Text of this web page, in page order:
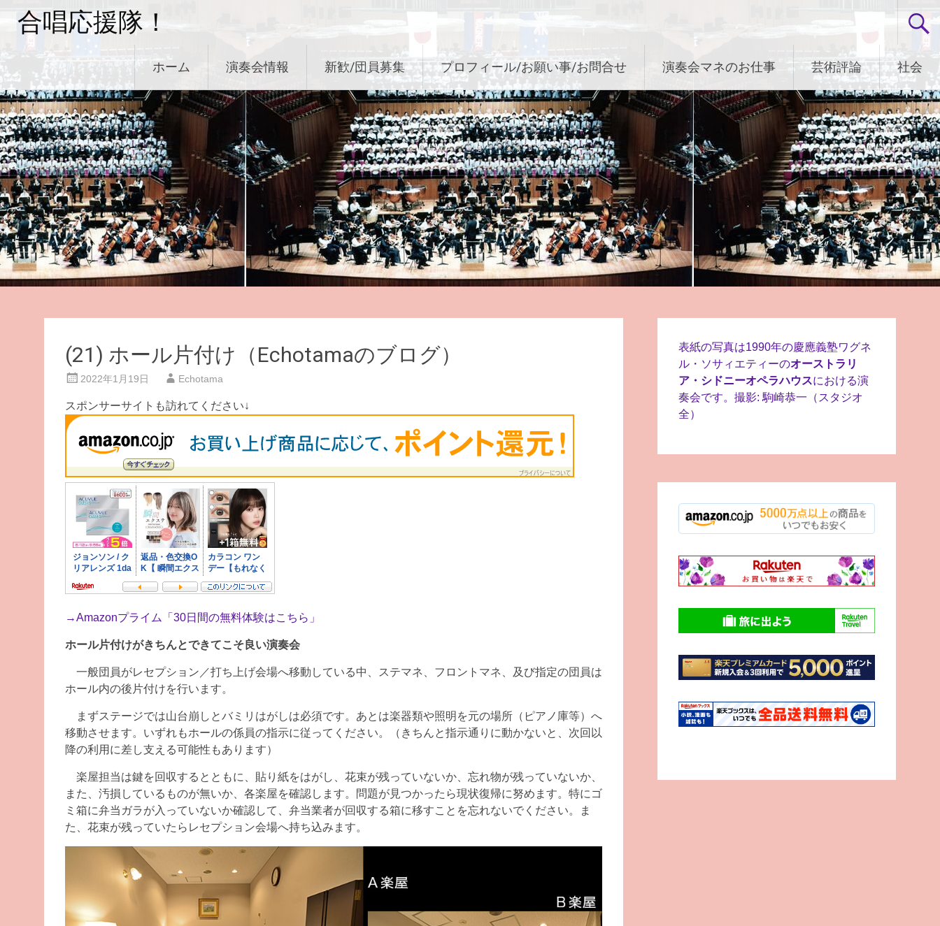
ン
ツ
へ
ス
キ
ッ
プ
合唱応援隊！
ホーム 演奏会情報 新歓/団員募集 プロフィール/お願い事/お問合せ 演奏会マネのお仕事 芸術評論 社会
(21) ホール片付け（Echotamaのブログ）
2022年1月19日 Echotama
スポンサーサイトも訪れてください↓
→Amazonプライム「30日間の無料体験はこちら」
ホール片付けがきちんとできてこそ良い演奏会
一般団員がレセプション／打ち上げ会場へ移動している中、ステマネ、フロントマネ、及び指定の団員は
ホール内の後片付けを行います。
まずステージでは山台崩しとバミリはがしは必須です。あとは楽器類や照明を元の場所（ピアノ庫等）へ
移動させます。いずれもホールの係員の指示に従ってください。（きちんと指示通りに動かないと、次回以
降の利用に差し支える可能性もあります）
楽屋担当は鍵を回収するとともに、貼り紙をはがし、花束が残っていないか、忘れ物が残っていないか、
また、汚損しているものが無いか、各楽屋を確認します。問題が見つかったら現状復帰に努めます。特にゴ
ミ箱に弁当ガラが入っていないか確認して、弁当業者が回収する箱に移すことを忘れないでください。ま
た、花束が残っていたらレセプション会場へ持ち込みます。
表紙の写真は1990年の慶應義塾ワグネ
ル・ソサィエティーのオーストラリ
ア・シドニーオペラハウスにおける演
奏会です。撮影: 駒崎恭一（スタジオ
全）